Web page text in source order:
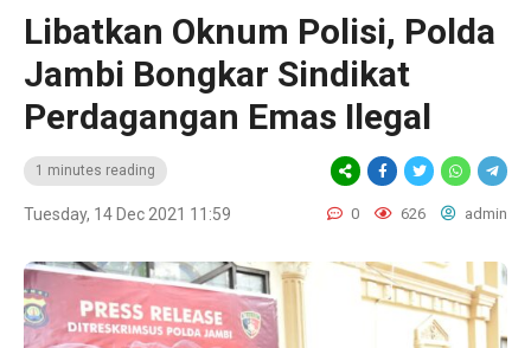
Libatkan Oknum Polisi, Polda
Jambi Bongkar Sindikat
Perdagangan Emas Ilegal
1 minutes reading
Tuesday, 14 Dec 2021 11:59 0 626 admin